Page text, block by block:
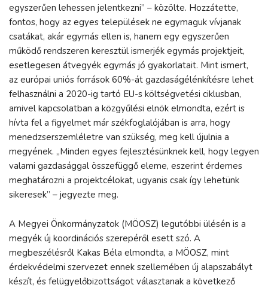
egyszerűen lehessen jelentkezni” – közölte. Hozzátette,
fontos, hogy az egyes települések ne egymaguk vívjanak
csatákat, akár egymás ellen is, hanem egy egyszerűen
működő rendszeren keresztül ismerjék egymás projektjeit,
esetlegesen átvegyék egymás jó gyakorlatait. Mint ismert,
az európai uniós források 60%-át gazdaságélénkítésre lehet
felhasználni a 2020-ig tartó EU-s költségvetési ciklusban,
amivel kapcsolatban a közgyűlési elnök elmondta, ezért is
hívta fel a figyelmet már székfoglalójában is arra, hogy
menedzserszemléletre van szükség, meg kell újulnia a
megyének. „Minden egyes fejlesztésünknek kell, hogy legyen
valami gazdasággal összefüggő eleme, eszerint érdemes
meghatározni a projektcélokat, ugyanis csak így lehetünk
sikeresek” – jegyezte meg.
A Megyei Önkormányzatok (MÖOSZ) legutóbbi ülésén is a
megyék új koordinációs szerepéről esett szó. A
megbeszélésről Kakas Béla elmondta, a MÖOSZ, mint
érdekvédelmi szervezet ennek szellemében új alapszabályt
készít, és felügyelőbizottságot választanak a következő